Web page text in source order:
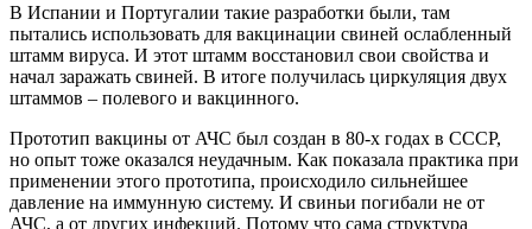
В Испании и Португалии такие разработки были, там
пытались использовать для вакцинации свиней ослабленный
штамм вируса. И этот штамм восстановил свои свойства и
начал заражать свиней. В итоге получилась циркуляция двух
штаммов – полевого и вакцинного.
Прототип вакцины от АЧС был создан в 80-х годах в СССР,
но опыт тоже оказался неудачным. Как показала практика при
применении этого прототипа, происходило сильнейшее
давление на иммунную систему. И свиньи погибали не от
АЧС, а от других инфекций. Потому что сама структура